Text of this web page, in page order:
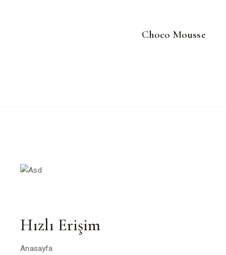
Choco Mousse
Hızlı Erişim
Anasayfa